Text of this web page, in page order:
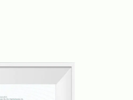
einfacher und
einhalten können. Mit